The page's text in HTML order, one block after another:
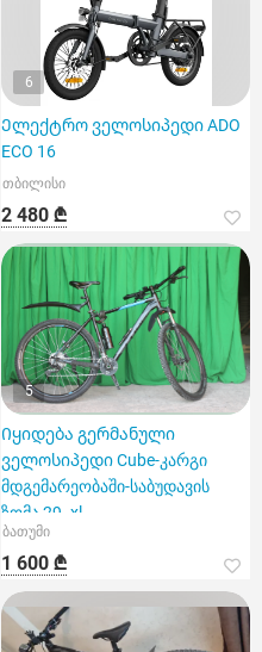
6
Ელექტრო ველოსიპედი ADO
ECO 16
თბილისი
2 480 ₾
5
Იყიდება გერმანული
ველოსიპედი Cube-კარგი
მდგემარეობაში-საბუდავის
ზომა 29 -xl.
ბათუმი
1 600 ₾